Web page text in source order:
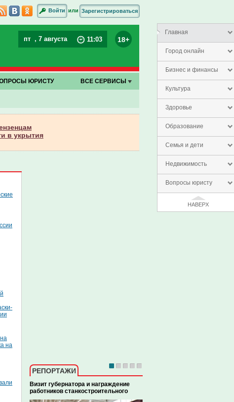
Главная
Город онлайн
Бизнес и финансы
Культура
Здоровье
Образование
Семья и дети
Недвижимость
Вопросы юристу
НАВЕРХ
Войти или Зарегистрироваться
пт , 7 августа 11:03 18+
ЮРИСТУ ВСЕ СЕРВИСЫ
в укрытия
на
РЕПОРТАЖИ
Визит губернатора и награждение
работников станкостроительного
завода, 30.07.2026